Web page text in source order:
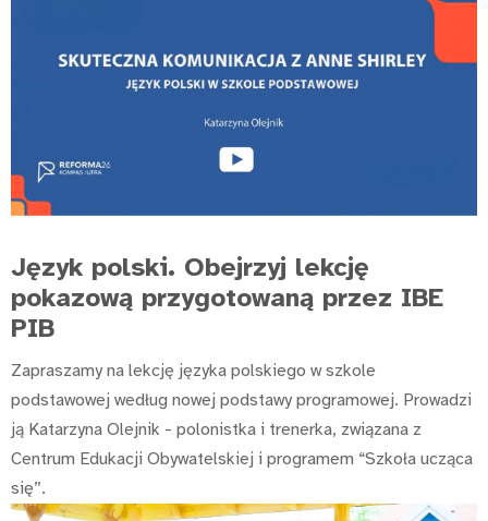
Język polski. Obejrzyj lekcję
pokazową przygotowaną przez IBE
PIB
Zapraszamy na lekcję języka polskiego w szkole
podstawowej według nowej podstawy programowej. Prowadzi
ją Katarzyna Olejnik - polonistka i trenerka, związana z
Centrum Edukacji Obywatelskiej i programem “Szkoła ucząca
się”.